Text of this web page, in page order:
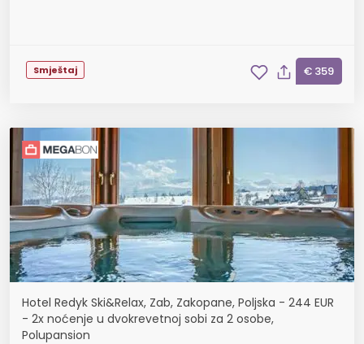
Smještaj € 359
Hotel Redyk Ski&Relax, Zab, Zakopane, Poljska - 244 EUR
- 2x noćenje u dvokrevetnoj sobi za 2 osobe,
Polupansion